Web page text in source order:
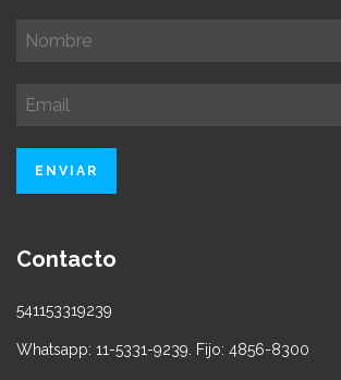
Contacto
541153319239
Whatsapp: 11-5331-9239. Fijo: 4856-8300